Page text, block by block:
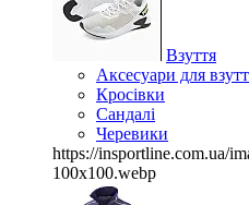
Взуття
Аксесуари для
Кросівки
Сандалі
Черевики
https://insportline.com.ua/
100x100.webp